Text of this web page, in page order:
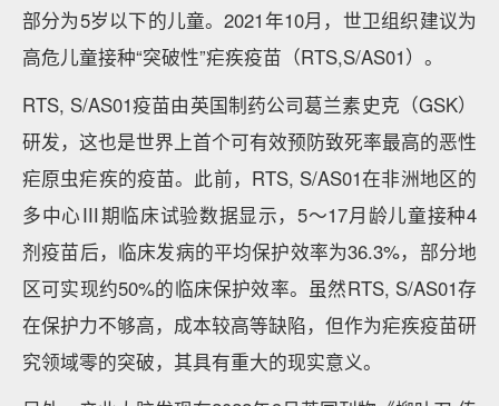
部分为5岁以下的儿童。2021年10月，世卫组织建议为
高危儿童接种“突破性”疟疾疫苗（RTS,S/AS01）。
RTS, S/AS01疫苗由英国制药公司葛兰素史克（GSK）
研发，这也是世界上首个可有效预防致死率最高的恶性
疟原虫疟疾的疫苗。此前，RTS, S/AS01在非洲地区的
多中心Ⅲ期临床试验数据显示，5～17月龄儿童接种4
剂疫苗后，临床发病的平均保护效率为36.3%，部分地
区可实现约50%的临床保护效率。虽然RTS, S/AS01存
在保护力不够高，成本较高等缺陷，但作为疟疾疫苗研
究领域零的突破，其具有重大的现实意义。